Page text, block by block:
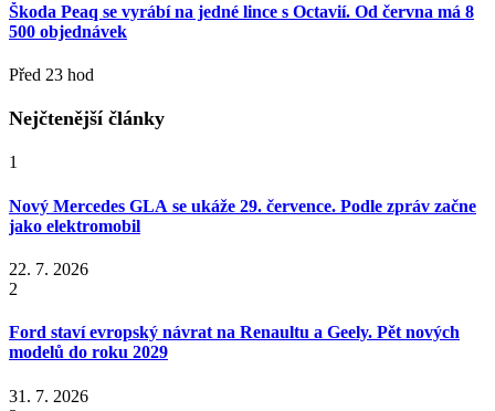
Škoda Peaq se vyrábí na jedné lince s Octavií. Od června má 8
500 objednávek
Před 23 hod
Nejčtenější články
1
Nový Mercedes GLA se ukáže 29. července. Podle zpráv začne
jako elektromobil
22. 7. 2026
2
Ford staví evropský návrat na Renaultu a Geely. Pět nových
modelů do roku 2029
31. 7. 2026